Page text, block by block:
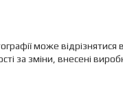
може
за зміни, внесені